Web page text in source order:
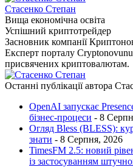
Стасенко Степан
Вища економічна освіта
Успішний криптотрейдер
Засновник компанії
Експерт порталу
присвячених криптовалютам.
Останні публікації автора
OpenAI запускає
бізнес-процеси - 8
Огляд Bless (BLESS):
знати - 8 Серпня, 2026
TimesFM 2.5: новий
із застосуванням